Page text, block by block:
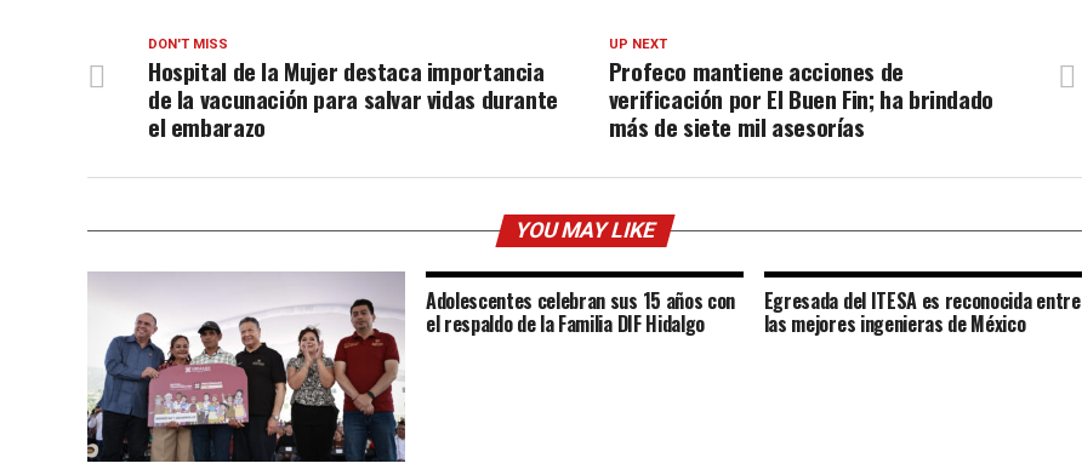
UP NEXT
Profeco mantiene acciones de
verificación por El Buen Fin; ha brindado
más de siete mil asesorías
DON'T MISS
Hospital de la Mujer destaca importancia
de la vacunación para salvar vidas durante
el embarazo
YOU MAY LIKE
Adolescentes celebran sus 15 años con
el respaldo de la Familia DIF Hidalgo
Egresada del ITESA es reconocida entre
las mejores ingenieras de México